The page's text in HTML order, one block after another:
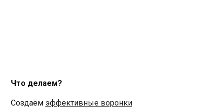
Что делаем?
Создаём эффективные воронки